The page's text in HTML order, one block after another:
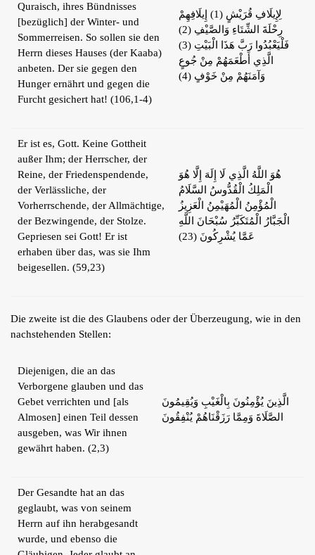
Quraisch, ihres Bündnisses
[bezüglich] der Winter- und
Sommerreisen. So sollen sie den
Herrn dieses Hauses (der Kaaba)
anbeten. Der sie gegen den
Hunger ernährt und gegen die
Furcht gesichert hat! (106,1-4)
لِإِيلَافِ قُرَيْشٍ (1) إِيلَافِهِمْ
رِحْلَةَ الشِّتَاءِ وَالصَّيْفِ (2)
فَلْيَعْبُدُوا رَبَّ هَذَا الْبَيْتِ (3)
الَّذِي أَطْعَمَهُمْ مِنْ جُوعٍ
وَآمَنَهُمْ مِنْ خَوْفٍ (4)
Er ist es, Gott. Keine Gottheit
außer Ihm; der Herrscher, der
Reine, der Friedenspendende,
der Verlässliche, der
Vorherrschende, der Allmächtige,
der Bezwingende, der Stolze.
Gepriesen sei Gott! Er ist
erhaben über das, was sie Ihm
beigesellen. (59,23)
هُوَ اللَّهُ الَّذِي لَا إِلَهَ إِلَّا هُوَ
الْمَلِكُ الْقُدُّوسُ السَّلَامُ
الْمُؤْمِنُ الْمُهَيْمِنُ الْعَزِيزُ
الْجَبَّارُ الْمُتَكَبِّرُ سُبْحَانَ اللَّهِ
عَمَّا يُشْرِكُونَ (23)
Die zweite ist die des Glaubens oder der Überzeugung, wie in den
nachstehenden Stellen:
Diejenigen, die an das
Verborgene glauben und das
Gebet verrichten und [als
Almosen] einen Teil dessen
ausgeben, was Wir ihnen
gewährt haben. (2,3)
الَّذِينَ يُؤْمِنُونَ بِالْغَيْبِ وَيُقِيمُونَ
الصَّلَاةَ وَمِمَّا رَزَقْنَاهُمْ يُنْفِقُونَ
Der Gesandte hat an das
geglaubt, was von seinem
Herrn auf ihn herabgesandt
wurde, und ebenso die